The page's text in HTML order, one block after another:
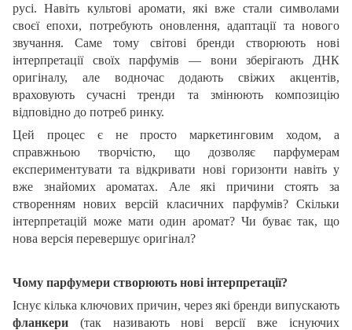
русі. Навіть культові аромати, які вже стали символами
своєї епохи, потребують оновлення, адаптації та нового
звучання. Саме тому світові бренди створюють нові
інтерпретації своїх парфумів — вони зберігають ДНК
оригіналу, але водночас додають свіжих акцентів,
враховують сучасні тренди та змінюють композицію
відповідно до потреб ринку.
Цей процес є не просто маркетинговим ходом, а
справжньою творчістю, що дозволяє парфумерам
експериментувати та відкривати нові горизонти навіть у
вже знайомих ароматах. Але які причини стоять за
створенням нових версій класичних парфумів? Скільки
інтерпретацій може мати один аромат? Чи буває так, що
нова версія перевершує оригінал?
Чому парфумери створюють нові інтерпретації?
Існує кілька ключових причин, через які бренди випускають
фланкери (так називають нові версії вже існуючих